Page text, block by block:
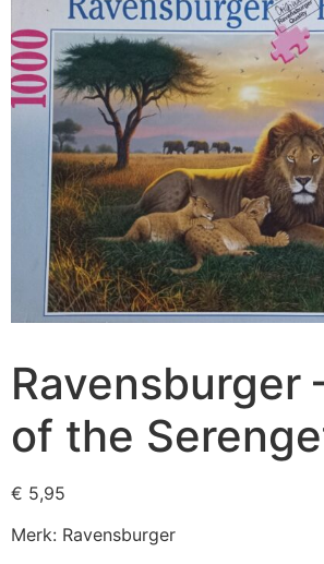
Ravensburger
of the
€ 5,95
Merk: Ravensburger